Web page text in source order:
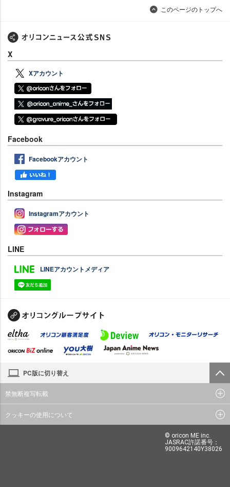
このページのトップへ
X
Xアカウント
Facebook
Facebookアカウント
Instagram
Instagramアカウント
LINE
LINEアカウントメディア
PC版に切り替え
禁無断複写転載
クッキーの使用について
© oricon ME inc.
JASRAC許諾番号：
9009642140Y38026